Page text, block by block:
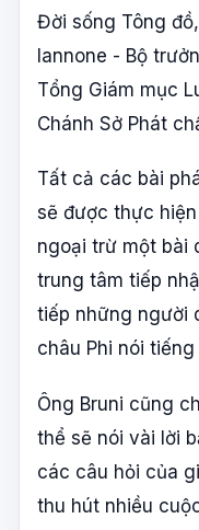
Đời sống Tông
Iannone - Bộ
Tổng Giám mục
Chánh Sở Phát
Tất cả các bài
sẽ được thực
ngoại trừ một bài
trung tâm tiếp
tiếp những người
châu Phi nói tiếng
Ông Bruni cũng
thể sẽ nói vài lời
các câu hỏi của
thu hút nhiều